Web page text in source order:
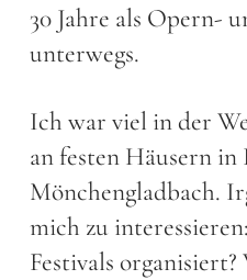
30 Jahre als Opern-
unterwegs.
Ich war viel in der
an festen Häusern
Mönchengladbach.
mich zu
Festivals